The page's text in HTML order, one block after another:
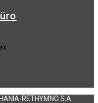
RETHYMNO S.A